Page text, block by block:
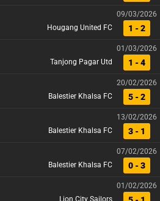
09/03/2026
Hougang United FC
1 - 2
01/03/2026
Tanjong Pagar Utd
1 - 4
20/02/2026
Balestier Khalsa FC
5 - 2
13/02/2026
Balestier Khalsa FC
3 - 1
07/02/2026
Balestier Khalsa FC
0 - 3
01/02/2026